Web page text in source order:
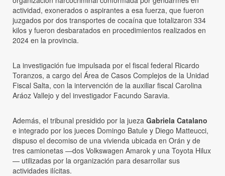
actividad, exonerados o aspirantes a esa fuerza, que fueron
juzgados por dos transportes de cocaína que totalizaron 334
kilos y fueron desbaratados en procedimientos realizados en
2024 en la provincia.
La investigación fue impulsada por el fiscal federal Ricardo
Toranzos, a cargo del Área de Casos Complejos de la Unidad
Fiscal Salta, con la intervención de la auxiliar fiscal Carolina
Aráoz Vallejo y del investigador Facundo Saravia.
Además, el tribunal presidido por la jueza Gabriela Catalano
e integrado por los jueces Domingo Batule y Diego Matteucci,
dispuso el decomiso de una vivienda ubicada en Orán y de
tres camionetas —dos Volkswagen Amarok y una Toyota Hilux
— utilizadas por la organización para desarrollar sus
actividades ilícitas.